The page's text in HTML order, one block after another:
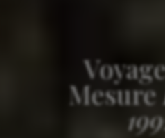
Mesure